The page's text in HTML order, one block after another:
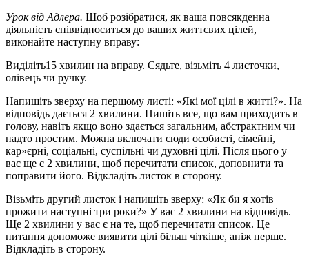
Урок від Адлера. Шоб розібратися, як ваша повсякденна
діяльність співвідноситься до ваших життєвих цілей,
виконайте наступну вправу:
Виділіть15 хвилин на вправу. Сядьте, візьміть 4 листочки,
олівець чи ручку.
Напишіть зверху на першому листі: «Які мої цілі в житті?». На
відповідь дається 2 хвилини. Пишіть все, що вам приходить в
голову, навіть якщо воно здається загальним, абстрактним чи
надто простим. Можна включати сюди особисті, сімейні,
кар»єрні, соціальні, суспільні чи духовні цілі. Після цього у
вас ще є 2 хвилини, щоб перечитати список, доповнити та
поправити його. Відкладіть листок в сторону.
Візьміть другий листок і напишіть зверху: «Як би я хотів
прожити наступні три роки?» У вас 2 хвилини на відповідь.
Ще 2 хвилини у вас є на те, щоб перечитати список. Це
питання допоможе виявити цілі більш чіткіше, аніж перше.
Відкладіть в сторону.